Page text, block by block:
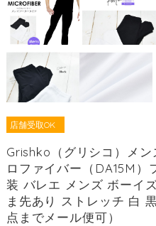
店舗受取OK
Grishko（グリシコ）メ
ロファイバー（DA15M）
装 バレエ メンズ ボーイ
ま先あり ストレッチ 白
点までメール便可）